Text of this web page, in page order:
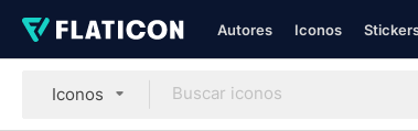
Autores Iconos
Iconos